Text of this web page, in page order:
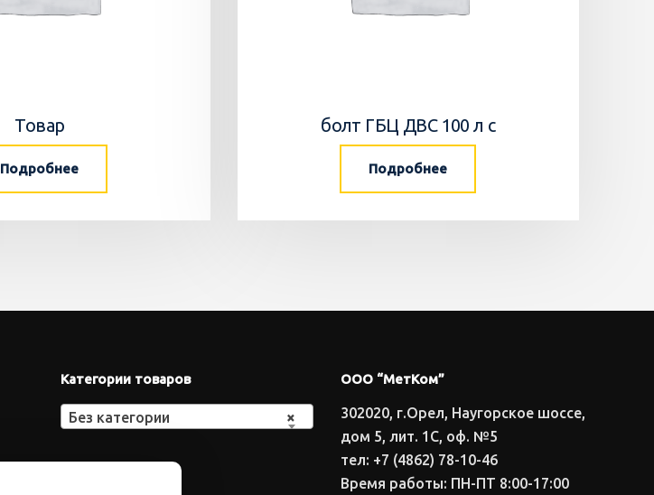
Товар
Подробнее
болт ГБЦ ДВС 100 л с
Подробнее
Категории товаров
×
Без категории
ООО “МетКом”
302020, г.Орел, Наугорское шоссе,
дом 5, лит. 1С, оф. №5
тел: +7 (4862) 78-10-46
Время работы: ПН-ПТ 8:00-17:00